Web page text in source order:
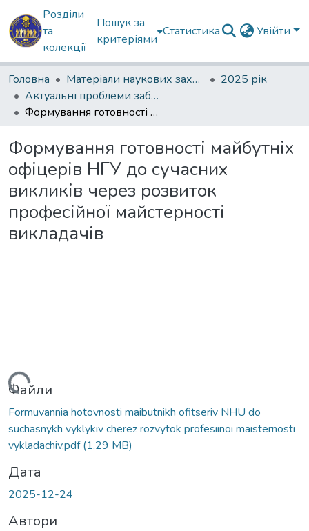
Розділи
та
колекції
Пошук за
критеріями
Статистика Увійти
Головна Матеріали наукових заходів
2025 рік
Актуальні проблеми забезпечення державної безпеки
Формування готовності майбутніх офіцерів НГУ до сучасних викликів через розвиток професійної майстерності викладачів
Формування готовності майбутніх
офіцерів НГУ до сучасних
викликів через розвиток
професійної майстерності
викладачів
Файли
Formuvannia hotovnosti maibutnikh ofitseriv NHU do
suchasnykh vyklykiv cherez rozvytok profesiinoi maisternosti
vykladachiv.pdf(1,29 MB)
Дата
2025-12-24
Автори